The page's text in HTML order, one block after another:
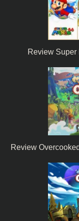
Review
Review